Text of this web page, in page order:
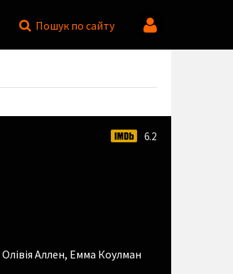
Пошук по сайту
6.2
Олівія Аллен, Емма Коулман